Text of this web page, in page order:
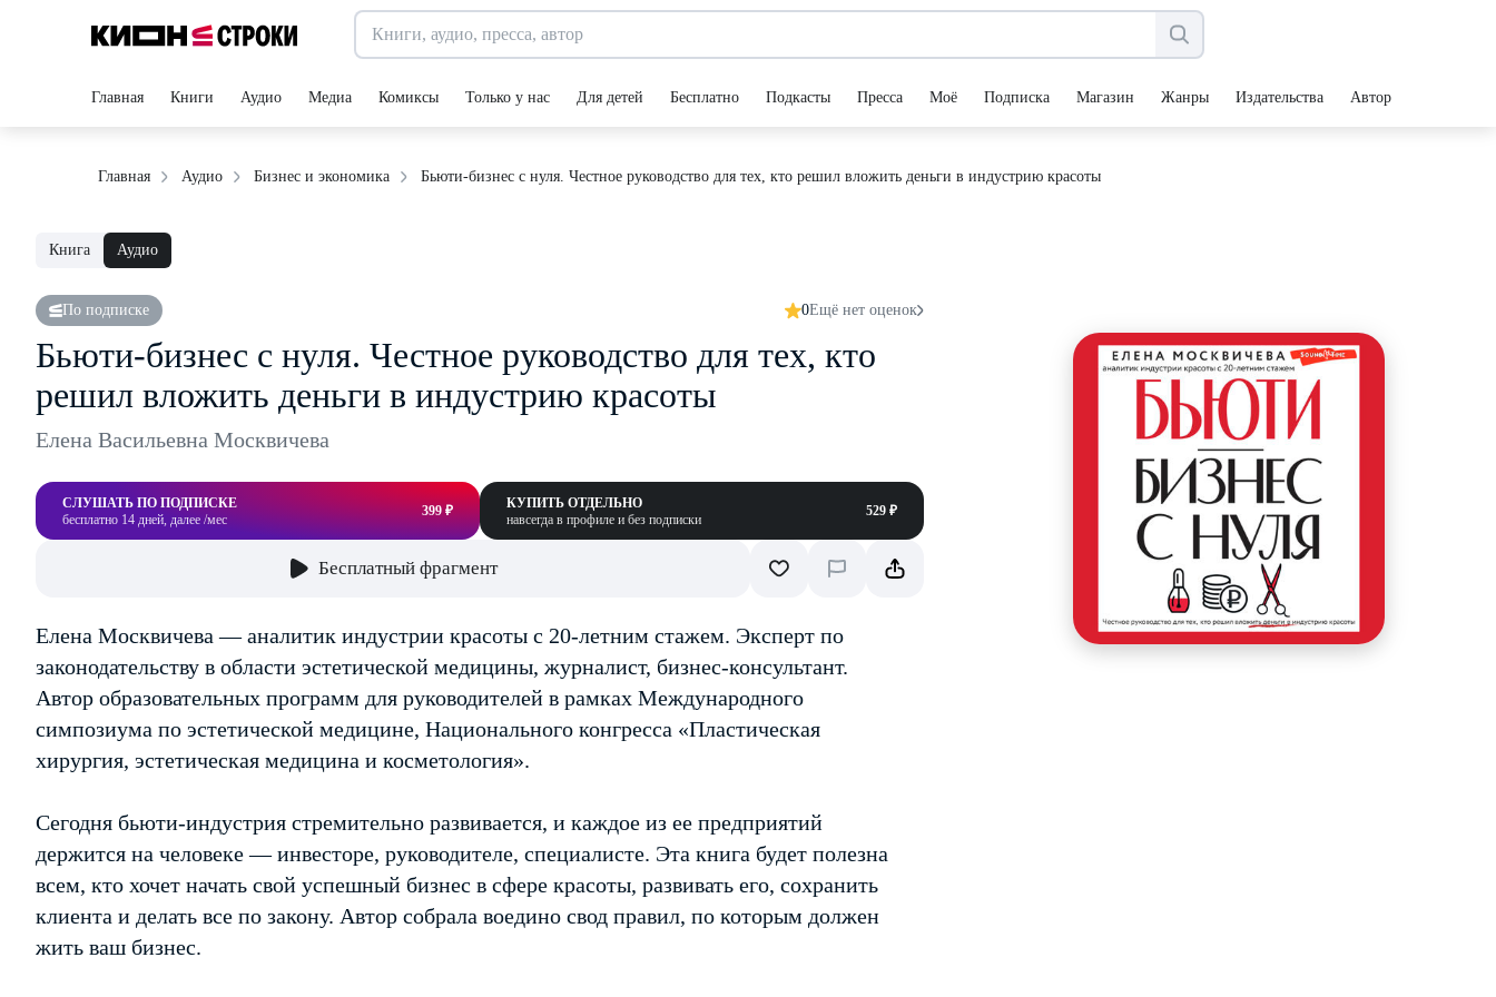
Главная Книги Аудио Медиа Комиксы Только у нас Для детей Бесплатно Подкасты Пресса Моё Подписка Магазин Жанры Издательства Авторы
Главная Аудио Бизнес и экономика Бьюти-бизнес с нуля. Честное руководство для тех, кто решил вложить деньги в индустрию красоты
Книга Аудио
По подписке 0Ещё нет оценок
Бьюти-бизнес с нуля. Честное руководство для тех, кто
решил вложить деньги в индустрию красоты
Елена Васильевна Москвичева
СЛУШАТЬ ПО ПОДПИСКЕ
бесплатно 14 дней, далее /мес
399 ₽
КУПИТЬ ОТДЕЛЬНО
навсегда в профиле и без подписки
529 ₽
Бесплатный фрагмент
Елена Москвичева — аналитик индустрии красоты с 20-летним стажем. Эксперт по
законодательству в области эстетической медицины, журналист, бизнес-консультант.
Автор образовательных программ для руководителей в рамках Международного
симпозиума по эстетической медицине, Национального конгресса «Пластическая
хирургия, эстетическая медицина и косметология».
Сегодня бьюти-индустрия стремительно развивается, и каждое из ее предприятий
держится на человеке — инвесторе, руководителе, специалисте. Эта книга будет полезна
всем, кто хочет начать свой успешный бизнес в сфере красоты, развивать его, сохранить
клиента и делать все по закону. Автор собрала воедино свод правил, по которым должен
жить ваш бизнес.